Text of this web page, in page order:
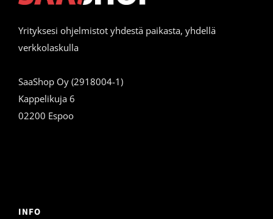
Yrityksesi ohjelmistot yhdestä paikasta, yhdellä
verkkolaskulla
SaaShop Oy (2918004-1)
Kappelikuja 6
02200 Espoo
INFO